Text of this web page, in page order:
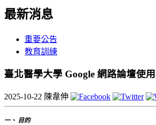
最新消息
重要公告
教育訓練
臺北醫學大學 Google 網路論壇使
2025-10-22 陳韋伸
一、 目的